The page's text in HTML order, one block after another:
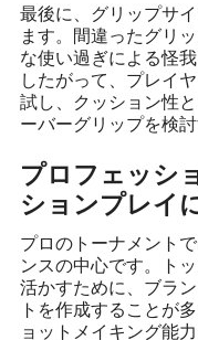
最後に、グリップサ
ます。間違ったグリ
な使い過ぎによる怪
したがって、プレイ
試し、クッション性
ーバーグリップを検
プロフェッシ
ションプレイ
プロのトーナメント
ンスの中心です。ト
活かすために、ブラ
トを作成することが
ョットメイキング能